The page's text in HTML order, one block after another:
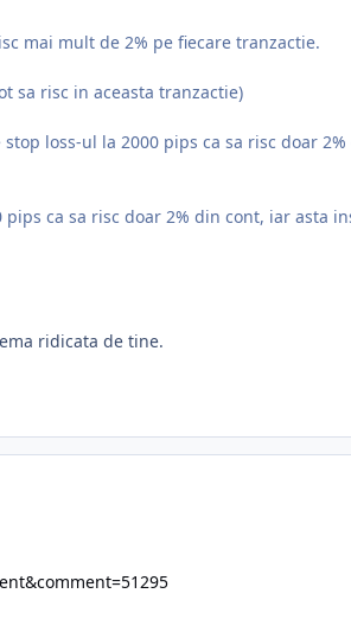
mai mult de 2% pe fiecare tranzactie.
sa risc in aceasta tranzactie)
loss-ul la 2000 pips ca sa risc doar
ca sa risc doar 2% din cont, iar asta
ridicata de tine.